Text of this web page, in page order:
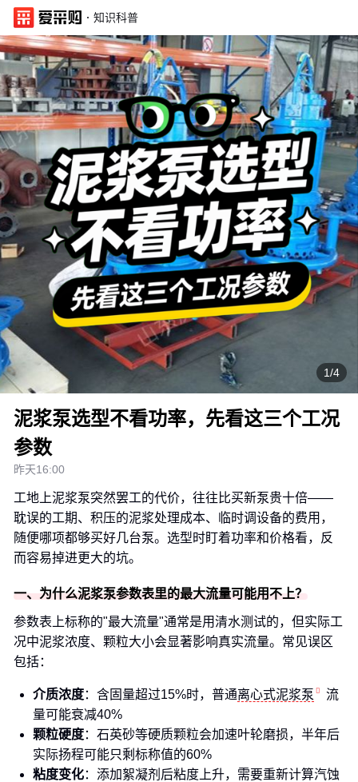
· 知识科普
1/4
泥浆泵选型不看功率，先看这三个工况
参数
昨天16:00
工地上泥浆泵突然罢工的代价，往往比买新泵贵十倍——
耽误的工期、积压的泥浆处理成本、临时调设备的费用，
随便哪项都够买好几台泵。选型时盯着功率和价格看，反
而容易掉进更大的坑。
一、为什么泥浆泵参数表里的最大流量可能用不上？
参数表上标称的"最大流量"通常是用清水测试的，但实际工
况中泥浆浓度、颗粒大小会显著影响真实流量。常见误区
包括：
介质浓度：含固量超过15%时，普通离心式泥浆泵
流
量可能衰减40%
颗粒硬度：石英砂等硬质颗粒会加速叶轮磨损，半年后
实际扬程可能只剩标称值的60%
粘度变化：添加絮凝剂后粘度上升，需要重新计算汽蚀